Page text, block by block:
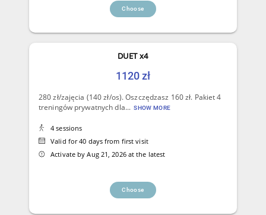
Choose
DUET x4
1120 zł
280 zł/zajęcia (140 zł/os). Oszczędzasz 160 zł. Pakiet 4
treningów prywatnych dla... SHOW MORE
4 sessions
Valid for 40 days from first visit
Activate by Aug 21, 2026 at the latest
Choose